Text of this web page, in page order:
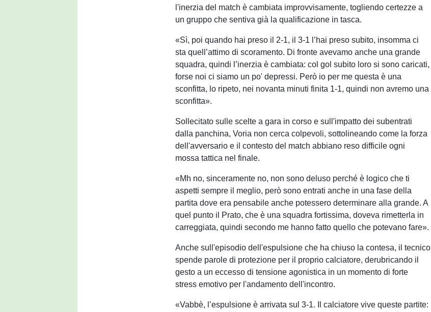
l'inerzia del match è cambiata improvvisamente, togliendo certezze a
un gruppo che sentiva già la qualificazione in tasca.
«Sì, poi quando hai preso il 2-1, il 3-1 l’hai preso subito, insomma ci
sta quell’attimo di scoramento. Di fronte avevamo anche una grande
squadra, quindi l’inerzia è cambiata: col gol subito loro si sono caricati,
forse noi ci siamo un po' depressi. Però io per me questa è una
sconfitta, lo ripeto, nei novanta minuti finita 1-1, quindi non avremo una
sconfitta».
Sollecitato sulle scelte a gara in corso e sull'impatto dei subentrati
dalla panchina, Voria non cerca colpevoli, sottolineando come la forza
dell'avversario e il contesto del match abbiano reso difficile ogni
mossa tattica nel finale.
«Mh no, sinceramente no, non sono deluso perché è logico che ti
aspetti sempre il meglio, però sono entrati anche in una fase della
partita dove era pensabile anche potessero determinare alla grande. A
quel punto il Prato, che è una squadra fortissima, doveva rimetterla in
carreggiata, quindi secondo me hanno fatto quello che potevano fare».
Anche sull'episodio dell'espulsione che ha chiuso la contesa, il tecnico
spende parole di protezione per il proprio calciatore, derubricando il
gesto a un eccesso di tensione agonistica in un momento di forte
stress emotivo per l'andamento dell'incontro.
«Vabbè, l’espulsione è arrivata sul 3-1. Il calciatore vive queste partite: